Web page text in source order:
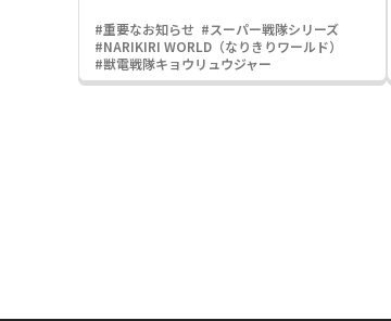
#重要なお知らせ #スーパー戦隊シリーズ
#NARIKIRI WORLD（なりきりワールド）
#獣電戦隊キョウリュウジャー